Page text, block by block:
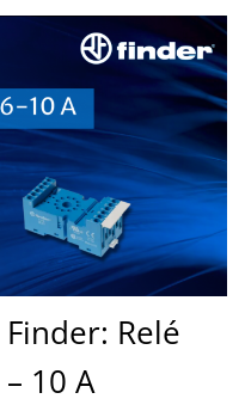
Relé
10 A